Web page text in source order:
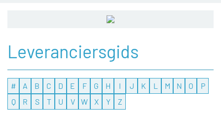
Leveranciersgids
# A B C D E F G H I J K L M N O
P
Q
R S T U V W X Y Z